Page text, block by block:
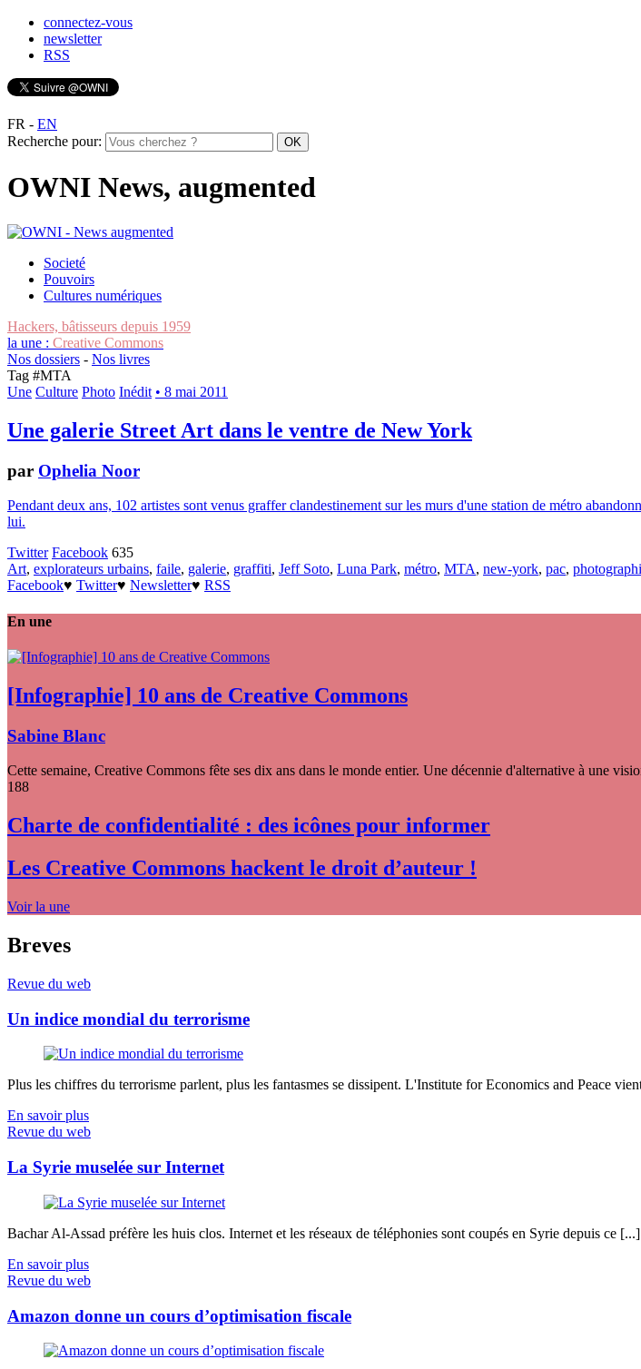
connectez-vous
newsletter
RSS
FR - EN
Recherche pour:
OWNI News, augmented
Societé
Pouvoirs
Cultures numériques
Hackers, bâtisseurs depuis 1959
la une : Creative Commons
Nos dossiers - Nos livres
Tag #MTA
Une Culture Photo Inédit • 8 mai 2011
Une galerie Street Art dans le ventre de New York
par Ophelia Noor
Pendant deux ans, 102 artistes sont venus graffer clandestinement sur les murs d'une station de métro
lui.
Twitter Facebook 635
Art, explorateurs urbains, faile, galerie, graffiti, Jeff Soto, Luna Park, métro, MTA, new-york, pac,
Facebook♥ Twitter♥ Newsletter♥ RSS
En une
[Infographie] 10 ans de Creative Commons
Sabine Blanc
Cette semaine, Creative Commons fête ses dix ans dans le monde entier. Une décennie d'alternative à une
188
Charte de confidentialité : des icônes pour informer
Les Creative Commons hackent le droit d’auteur !
Voir la une
Breves
Revue du web
Un indice mondial du terrorisme
Plus les chiffres du terrorisme parlent, plus les fantasmes se dissipent. L'Institute for Economics and Peace
En savoir plus
Revue du web
La Syrie muselée sur Internet
Bachar Al-Assad préfère les huis clos. Internet et les réseaux de téléphonies sont coupés en Syrie depuis ce [...]
En savoir plus
Revue du web
Amazon donne un cours d’optimisation fiscale